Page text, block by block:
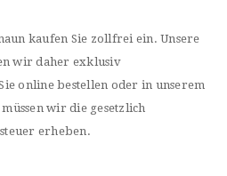
kaufen Sie zollfrei ein. Unsere
wir daher exklusiv
online bestellen oder in unserem
wir die gesetzlich
erheben.